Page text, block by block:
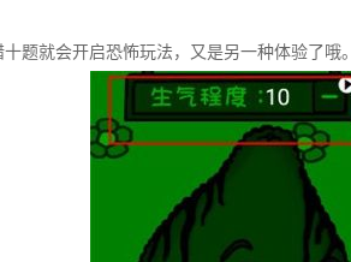
十题就会开启恐怖玩法，又是另一种体验了哦。